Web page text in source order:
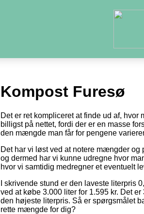
Kompost Furesø
Det er ret kompliceret at finde ud af, hvor
billigst på nettet, fordi der er en masse
den mængde man får for pengene
Det har vi løst ved at notere mængder og
og dermed har vi kunne udregne hvor
hvor vi samtidig medregner et eventuelt
I skrivende stund er den laveste literpris
ved at købe 3.000 liter for 1.595 kr. Det
den højeste literpris. Så er spørgsmålet
rette mængde for dig?